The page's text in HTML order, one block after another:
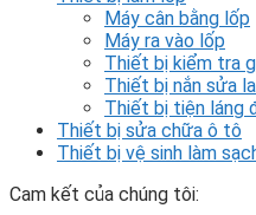
Máy cân bằng lốp
Máy ra vào lốp
Thiết bị kiểm tra
Thiết bị nắn sửa
Thiết bị tiện láng
Thiết bị sửa chữa ô tô
Thiết bị vệ sinh làm
Cam kết của chúng tôi: